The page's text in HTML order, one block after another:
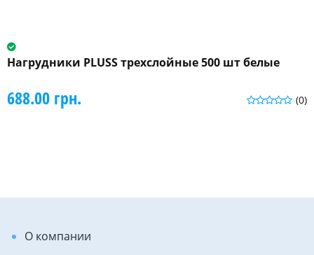
Нагрудники PLUSS трехслойные 500 шт белые
(0)
688.00 грн.
О компании